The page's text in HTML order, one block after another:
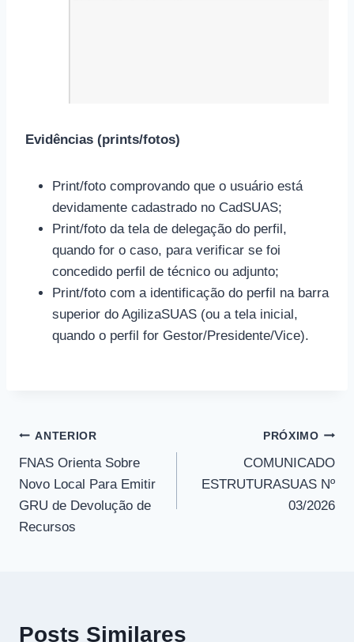
Evidências (prints/fotos)
Print/foto comprovando que o usuário está
devidamente cadastrado no CadSUAS;
Print/foto da tela de delegação do perfil,
quando for o caso, para verificar se foi
concedido perfil de técnico ou adjunto;
Print/foto com a identificação do perfil na barra
superior do AgilizaSUAS (ou a tela inicial,
quando o perfil for Gestor/Presidente/Vice).
ANTERIOR
FNAS Orienta Sobre
Novo Local Para Emitir
GRU de Devolução de
Recursos
PRÓXIMO
COMUNICADO
ESTRUTURASUAS Nº
03/2026
Posts Similares